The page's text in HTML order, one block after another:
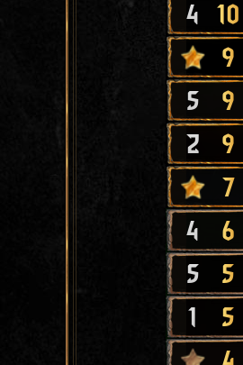
4 10
9
5 9
2 9
7
4 6
5 5
1 5